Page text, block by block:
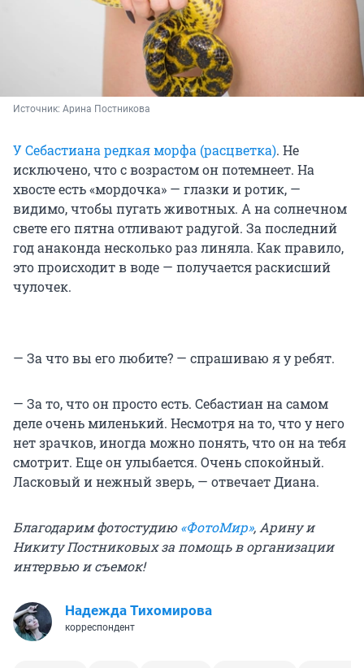
Источник: Арина Постникова
У Себастиана редкая морфа (расцветка). Не
исключено, что с возрастом он потемнеет. На
хвосте есть «мордочка» — глазки и ротик, —
видимо, чтобы пугать животных. А на солнечном
свете его пятна отливают радугой. За последний
год анаконда несколько раз линяла. Как правило,
это происходит в воде — получается раскисший
чулочек.
— За что вы его любите? — спрашиваю я у ребят.
— За то, что он просто есть. Себастиан на самом
деле очень миленький. Несмотря на то, что у него
нет зрачков, иногда можно понять, что он на тебя
смотрит. Еще он улыбается. Очень спокойный.
Ласковый и нежный зверь, — отвечает Диана.
Благодарим фотостудию«ФотоМир», Арину и
Никиту Постниковых за помощь в организации
интервью и съемок!
Надежда Тихомирова
корреспондент